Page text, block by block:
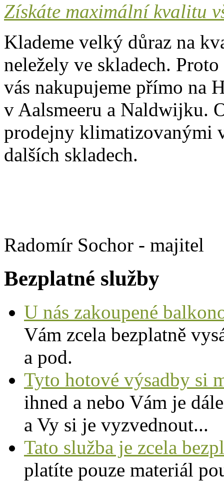
Získáte maximální kvalitu
Klademe velký důraz na
neležely ve skladech.
vás nakupujeme přímo na
v Aalsmeeru a Naldwijku.
prodejny klimatizovanými
dalších skladech.
Radomír Sochor -
Bezplatné služby
U nás zakoupené
Vám zcela bezplatně
a pod.
Tyto hotové výsadby si
ihned a nebo Vám je
a Vy si je vyzvednout...
Tato služba je zcela
platíte pouze materiál